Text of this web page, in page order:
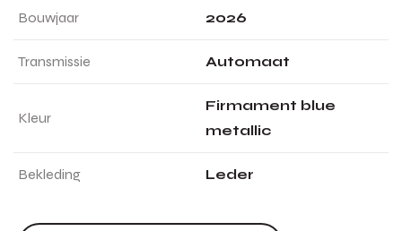
Bouwjaar 2026
Transmissie Automaat
Kleur
Firmament blue
metallic
Bekleding Leder